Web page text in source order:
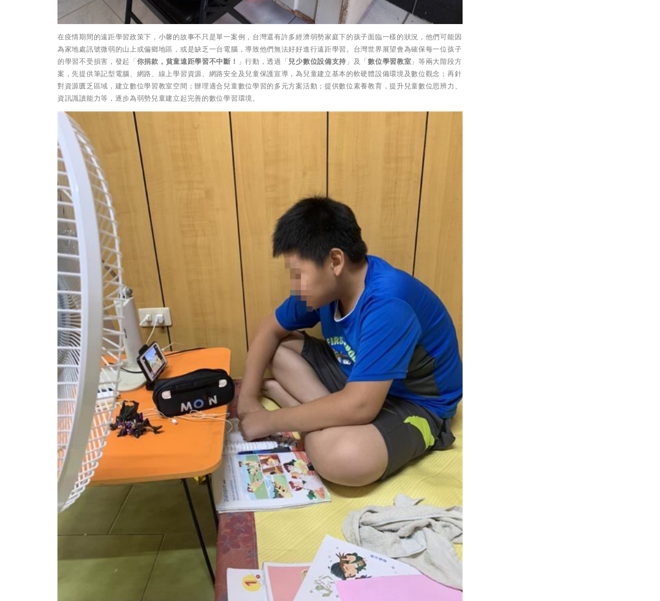
在疫情期間的遠距學習政策下，小馨的故事不只是單一案例，台灣還有許多經濟弱勢家庭下的孩子面臨一樣的狀況，他們可能因
為家地處訊號微弱的山上或偏鄉地區，或是缺乏一台電腦，導致他們無法好好進行遠距學習。台灣世界展望會為確保每一位孩子
的學習不受損害，發起「你捐款，貧童遠距學習不中斷！ 」行動，透過「兒少數位設備支持」及「數位學習教室」等兩大階段方
案，先提供筆記型電腦、網路、線上學習資源、網路安全及兒童保護宣導，為兒童建立基本的軟硬體設備環境及數位觀念；再針
對資源匱乏區域，建立數位學習教室空間；辦理適合兒童數位學習的多元方案活動；提供數位素養教育，提升兒童數位思辨力、
資訊識讀能力等，逐步為弱勢兒童建立起完善的數位學習環境。